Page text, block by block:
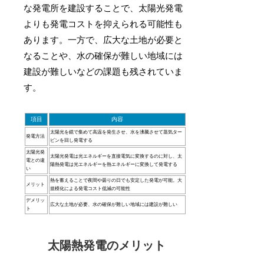
な発電所を建設することで、太陽光発電
よりも発電コストを抑えられる可能性も
あります。一方で、広大な土地が必要と
なることや、水の確保が難しい地域には
建設が難しいなどの課題も残されていま
す。
項目 内容
発電方法
太陽光を鏡で集めて高温を発生させ、水を沸騰させて蒸気ター
ビンを回し発電する
太陽光発
電との違
い
太陽光発電は光エネルギーを直接電気に変換するのに対し、太
陽熱発電は光エネルギーを熱エネルギーに変換して発電する
メリット
熱を蓄えることで夜間や曇りの日でも安定した発電が可能。大
規模化による発電コスト低減の可能性
デメリッ
ト
広大な土地が必要、水の確保が難しい地域には建設が難しい
太陽熱発電のメリット